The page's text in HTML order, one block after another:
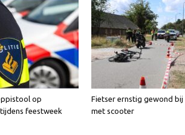
op
feestweek
Fietser ernstig gewond
met scooter